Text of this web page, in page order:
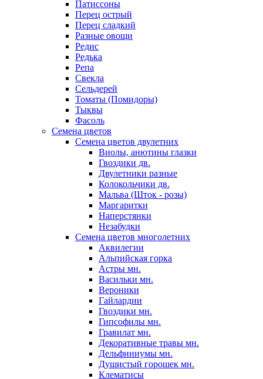
Патиссоны
Перец острый
Перец сладкий
Разные овощи
Редис
Редька
Репа
Свекла
Сельдерей
Томаты (Помидоры)
Тыквы
Фасоль
Семена цветов
Семена цветов двулетних
Виолы, анютины глазки
Гвоздики дв.
Двулетники разные
Колокольчики дв.
Мальва (Шток - розы)
Маргаритки
Наперстянки
Незабудки
Семена цветов многолетних
Аквилегии
Альпийская горка
Астры мн.
Васильки мн.
Вероники
Гайлардии
Гвоздики мн.
Гипсофилы мн.
Гравилат мн.
Декоративные травы мн.
Дельфиниумы мн.
Душистый горошек мн.
Клематисы